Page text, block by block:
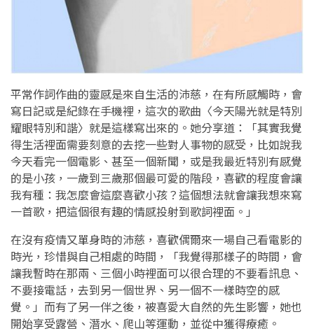
平常作詞作曲的靈感是來自生活的沛慈，在有所感觸時，會
寫日記或是紀錄在手機裡，這次的歌曲〈今天陽光就是特別
耀眼特別和諧〉就是這樣寫出來的。她分享道：「其實我覺
得生活裡面需要刻意的去挖一些對人事物的感受，比如說我
今天看完一個電影、甚至一個新聞，或是我最近特別有感覺
的是小孩，一歲到三歲那個最可愛的階段，喜歡的程度會讓
我有種：我怎麼會這麼喜歡小孩？這個想法就會讓我想來寫
一首歌，把這個很有趣的情感投射到歌詞裡面。」
在沒有疫情又單身時的沛慈，喜歡偶爾來一場自己看電影的
時光，珍惜與自己相處的時間，「我覺得那樣子的時間，會
讓我暫時在那兩、三個小時裡面可以很合理的不要看訊息、
不要接電話，去到另一個世界、另一個不一樣時空的感
覺。」而有了另一伴之後，被喜愛大自然的先生影響，她也
開始享受露營、潛水、爬山等運動，並從中獲得療癒。